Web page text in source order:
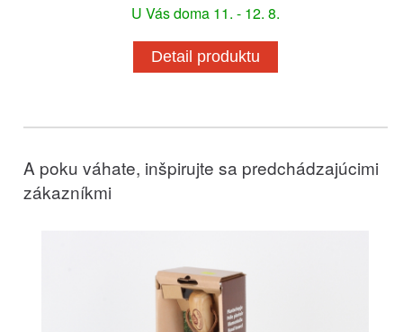
U Vás doma 11. - 12. 8.
Detail produktu
A poku váhate, inšpirujte sa predchádzajúcimi
zákazníkmi